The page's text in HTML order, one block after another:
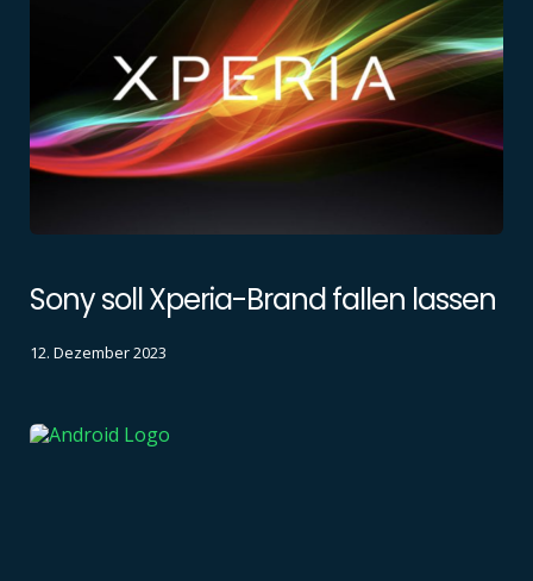
Sony soll Xperia-Brand fallen lassen
12. Dezember 2023